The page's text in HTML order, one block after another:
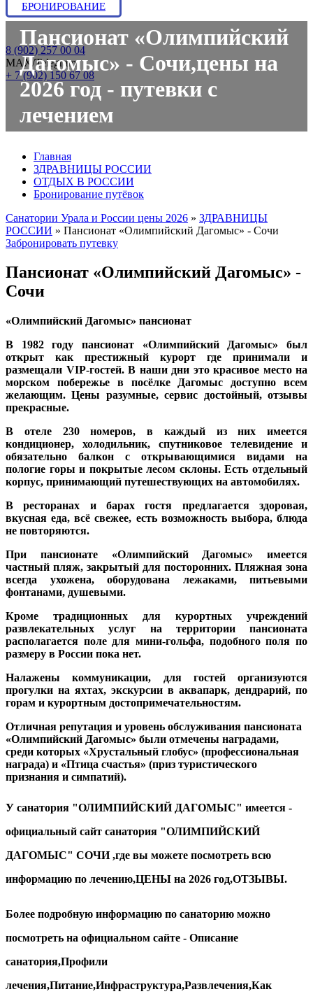
БРОНИРОВАНИЕ
8 (902) 257 00 04
МАХ/Telegram:
+ 7 (902) 150 67 08
Пансионат «Олимпийский
Дагомыс» - Сочи,цены на
2026 год - путевки с
лечением
Главная
ЗДРАВНИЦЫ РОССИИ
ОТДЫХ В РОССИИ
Бронирование путёвок
Санатории Урала и России цены 2026 » ЗДРАВНИЦЫ
РОССИИ » Пансионат «Олимпийский Дагомыс» - Сочи
Забронировать путевку
Пансионат «Олимпийский Дагомыс» -
Сочи
«Олимпийский Дагомыс» пансионат
В 1982 году пансионат «Олимпийский Дагомыс» был
открыт как престижный курорт где принимали и
размещали VIP-гостей. В наши дни это красивое место на
морском побережье в посёлке Дагомыс доступно всем
желающим. Цены разумные, сервис достойный, отзывы
прекрасные.
В отеле 230 номеров, в каждый из них имеется
кондиционер, холодильник, спутниковое телевидение и
обязательно балкон с открывающимися видами на
пологие горы и покрытые лесом склоны. Есть отдельный
корпус, принимающий путешествующих на автомобилях.
В ресторанах и барах гостя предлагается здоровая,
вкусная еда, всё свежее, есть возможность выбора, блюда
не повторяются.
При пансионате «Олимпийский Дагомыс» имеется
частный пляж, закрытый для посторонних. Пляжная зона
всегда ухожена, оборудована лежаками, питьевыми
фонтанами, душевыми.
Кроме традиционных для курортных учреждений
развлекательных услуг на территории пансионата
располагается поле для мини-гольфа, подобного поля по
размеру в России пока нет.
Налажены коммуникации, для гостей организуются
прогулки на яхтах, экскурсии в аквапарк, дендрарий, по
горам и курортным достопримечательностям.
Отличная репутация и уровень обслуживания пансионата
«Олимпийский Дагомыс» были отмечены наградами,
среди которых «Хрустальный глобус» (профессиональная
награда) и «Птица счастья» (приз туристического
признания и симпатий).
У санатория "ОЛИМПИЙСКИЙ ДАГОМЫС" имеется -
официальный сайт санатория "ОЛИМПИЙСКИЙ
ДАГОМЫС" СОЧИ ,где вы можете посмотреть всю
информацию по лечению,ЦЕНЫ на 2026 год,ОТЗЫВЫ.
Более подробную информацию по санаторию можно
посмотреть на официальном сайте - Описание
санатория,Профили
лечения,Питание,Инфраструктура,Развлечения,Как